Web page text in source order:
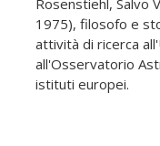
Rosenstiehl, Salvo Vaccaro. Luca
1975), filosofo e
attività di ricerca
all'Osservatorio
istituti europei.